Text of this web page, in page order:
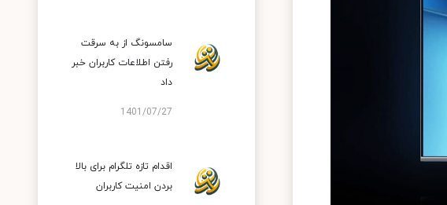
سامسونگ از به سرقت
رفتن اطلاعات کاربران خبر
داد
1401/07/27
اقدام تازه تلگرام برای بالا
بردن امنیت کاربران